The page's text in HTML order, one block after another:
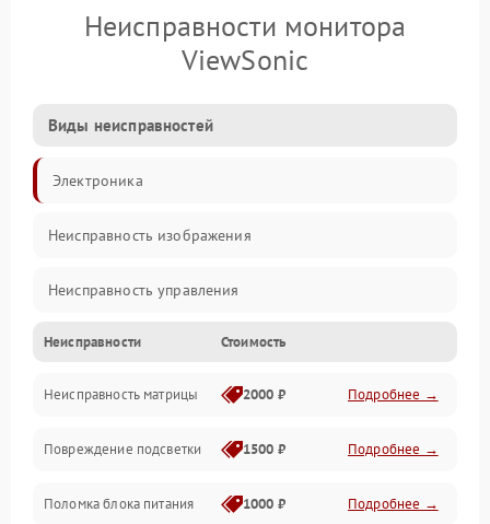
Неисправности монитора
ViewSonic
Виды неисправностей
Электроника
Неисправность изображения
Неисправность управления
Неисправность интерфейсов
Прочие неисправности
Неисправность звука
Механические повреждения
Неисправности Стоимость
Неисправность матрицы 2000 ₽ Подробнее →
Повреждение подсветки 1500 ₽ Подробнее →
Поломка блока питания 1000 ₽ Подробнее →